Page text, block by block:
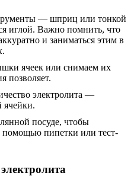
— шприц или тонкой
иглой. Важно помнить, что
и заниматься этим в
ячеек или снимаем их
позволяет.
электролита —
ячейки.
посуде, чтобы
помощью пипетки или тест-